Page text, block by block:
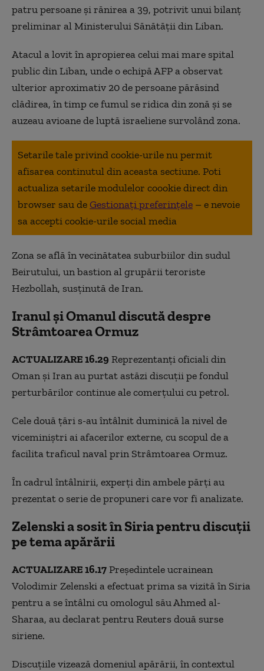
patru persoane și rănirea a 39, potrivit unui bilanț
preliminar al Ministerului Sănătății din Liban.
Atacul a lovit în apropierea celui mai mare spital
public din Liban, unde o echipă AFP a observat
ulterior aproximativ 20 de persoane părăsind
clădirea, în timp ce fumul se ridica din zonă și se
auzeau avioane de luptă israeliene survolând zona.
Setarile tale privind cookie-urile nu permit
afisarea continutul din aceasta sectiune. Poti
actualiza setarile modulelor coookie direct din
browser sau deGestionați preferințele – e nevoie
sa accepti cookie-urile social media
Zona se află în vecinătatea suburbiilor din sudul
Beirutului, un bastion al grupării teroriste
Hezbollah, susținută de Iran.
Iranul și Omanul discută despre
Strâmtoarea Ormuz
ACTUALIZARE 16.29 Reprezentanți oficiali din
Oman și Iran au purtat astăzi discuții pe fondul
perturbărilor continue ale comerțului cu petrol.
Cele două țări s-au întâlnit duminică la nivel de
viceminiștri ai afacerilor externe, cu scopul de a
facilita traficul naval prin Strâmtoarea Ormuz.
În cadrul întâlnirii, experți din ambele părți au
prezentat o serie de propuneri care vor fi analizate.
Zelenski a sosit în Siria pentru discuții
pe tema apărării
ACTUALIZARE 16.17Președintele ucrainean
Volodimir Zelenski a efectuat prima sa vizită în Siria
pentru a se întâlni cu omologul său Ahmed al-
Sharaa, au declarat pentru Reuters două surse
siriene.
Discuțiile vizează domeniul apărării, în contextul